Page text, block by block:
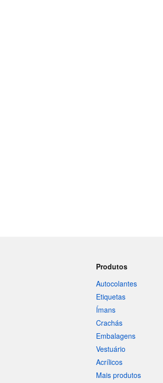
Produtos
Autocolantes
Etiquetas
Ímans
Crachás
Embalagens
Vestuário
Acrílicos
Mais produtos